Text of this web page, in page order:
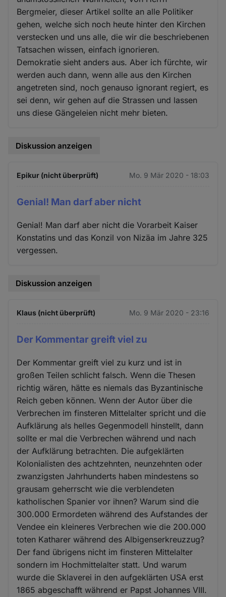
Bergmeier, dieser Artikel sollte an alle Politiker
gehen, welche sich noch heute hinter den Kirchen
verstecken und uns alle, die wir die beschriebenen
Tatsachen wissen, einfach ignorieren.
Demokratie sieht anders aus. Aber ich fürchte, wir
werden auch dann, wenn alle aus den Kirchen
angetreten sind, noch genauso ignorant regiert, es
sei denn, wir gehen auf die Strassen und lassen
uns diese Gängeleien nicht mehr bieten.
Diskussion anzeigen
Epikur (nicht überprüft) Mo. 9 Mär 2020 - 18:03
Genial! Man darf aber nicht
Genial! Man darf aber nicht die Vorarbeit Kaiser
Konstatins und das Konzil von Nizäa im Jahre 325
vergessen.
Diskussion anzeigen
Klaus (nicht überprüft) Mo. 9 Mär 2020 - 23:16
Der Kommentar greift viel zu
Der Kommentar greift viel zu kurz und ist in
großen Teilen schlicht falsch. Wenn die Thesen
richtig wären, hätte es niemals das Byzantinische
Reich geben können. Wenn der Autor über die
Verbrechen im finsteren Mittelalter spricht und die
Aufklärung als helles Gegenmodell hinstellt, dann
sollte er mal die Verbrechen während und nach
der Aufklärung betrachten. Die aufgeklärten
Kolonialisten des achtzehnten, neunzehnten oder
zwanzigsten Jahrhunderts haben mindestens so
grausam geherrscht wie die verblendeten
katholischen Spanier vor ihnen? Warum sind die
300.000 Ermordeten während des Aufstandes der
Vendee ein kleineres Verbrechen wie die 200.000
toten Katharer während des Albigenserkreuzzug?
Der fand übrigens nicht im finsteren Mittelalter
sondern im Hochmittelalter statt. Und warum
wurde die Sklaverei in den aufgeklärten USA erst
1865 abgeschafft während er Papst Johannes VIII.